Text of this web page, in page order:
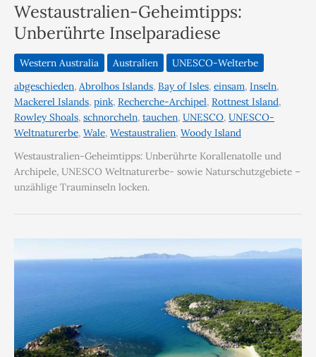
Westaustralien-Geheimtipps:
Unberührte Inselparadiese
Western Australia Australien
UNESCO-Welterbe
abgeschieden, Abrolhos Islands, Bay of Isles, einsam, Inseln,
Mackerel Islands, pink, Recherche-Archipel, Rottnest Island,
Rowley Shoals, schnorcheln, tauchen, UNESCO, UNESCO-
Weltnaturerbe, Wale, Westaustralien, Woody Island
Westaustralien-Geheimtipps: Unberührte Korallenatolle und
Archipele, UNESCO Weltnaturerbe- sowie Naturschutzgebiete –
unzählige Trauminseln locken.